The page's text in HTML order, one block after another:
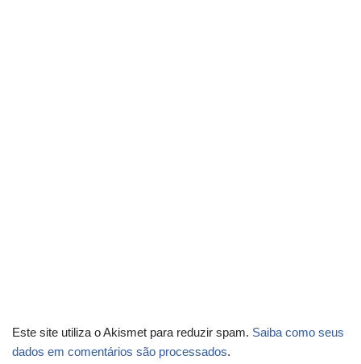
Este site utiliza o Akismet para reduzir spam. Saiba como seus
dados em comentários são processados.